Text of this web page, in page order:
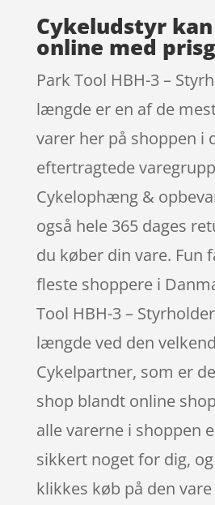
Cykeludstyr
online med
Park Tool HBH-3 –
længde er en af de
varer her på shoppen i
eftertragtede
Cykelophæng &
også hele 365 dages
du køber din vare. Fun
fleste shoppere i
Tool HBH-3 –
længde ved den
Cykelpartner, som er
shop blandt online
alle varerne i shoppen
sikkert noget for dig,
klikkes køb på den